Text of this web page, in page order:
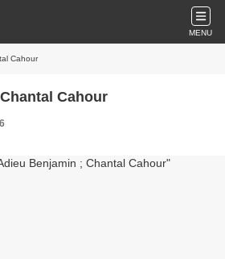
MENU
Cahour
Cahour